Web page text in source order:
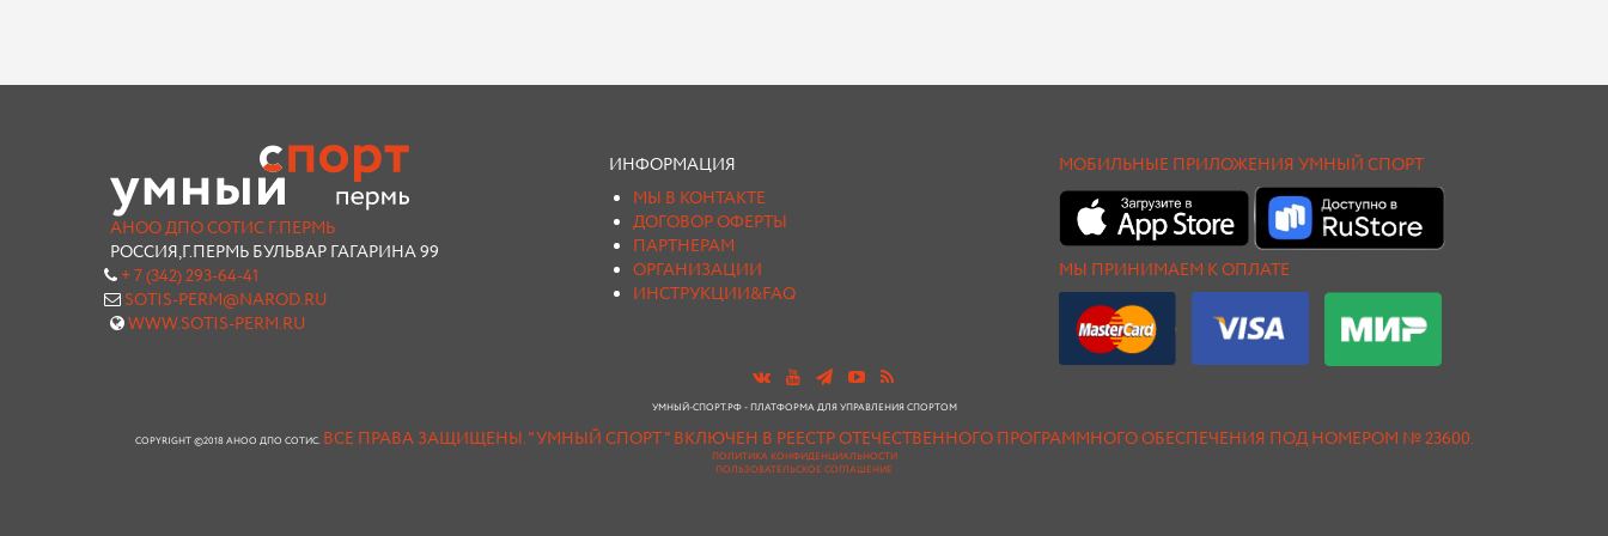
АНОО ДПО СОТИС Г.ПЕРМЬ
РОССИЯ,Г.ПЕРМЬ БУЛЬВАР ГАГАРИНА 99
+ 7 (342) 293-64-41
SOTIS-PERM@NAROD.RU
WWW.SOTIS-PERM.RU
ИНФОРМАЦИЯ
МЫ В КОНТАКТЕ
ДОГОВОР ОФЕРТЫ
ПАРТНЕРАМ
ОРГАНИЗАЦИИ
ИНСТРУКЦИИ&FAQ
МОБИЛЬНЫЕ ПРИЛОЖЕНИЯ УМНЫЙ СПОРТ
МЫ ПРИНИМАЕМ К ОПЛАТЕ
УМНЫЙ-СПОРТ.РФ - ПЛАТФОРМА ДЛЯ УПРАВЛЕНИЯ СПОРТОМ
COPYRIGHT ©2018 АНОО ДПО СОТИС. ВСЕ ПРАВА ЗАЩИЩЕНЫ."УМНЫЙ СПОРТ " ВКЛЮЧЕН В РЕЕСТР ОТЕЧЕСТВЕННОГО ПРОГРАММНОГО ОБЕСПЕЧЕНИЯ ПОД НОМЕРОМ № 23600.
ПОЛИТИКА КОНФИДЕНЦИАЛЬНОСТИ
ПОЛЬЗОВАТЕЛЬСКОЕ СОГЛАШЕНИЕ